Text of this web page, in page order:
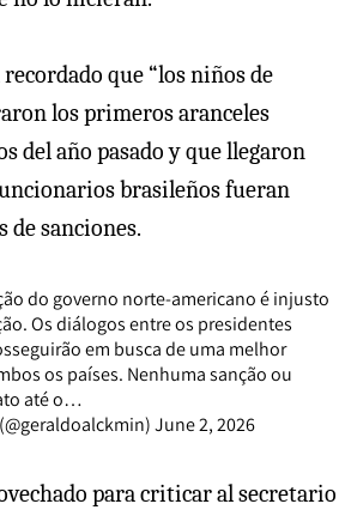
que “los niños de
los primeros aranceles
del año pasado y que llegaron
brasileños fueran
de sanciones.
do governo norte-americano é injusto
Os diálogos entre os presidentes
em busca de uma melhor
os países. Nenhuma sanção ou
até o…
June 2, 2026
para criticar al secretario